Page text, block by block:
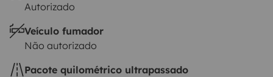
Autorizado
Veículo fumador
Não autorizado
Pacote quilométrico ultrapassado